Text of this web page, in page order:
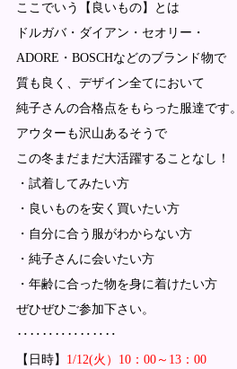
ここでいう【良いもの】とは
ドルガバ・ダイアン・セオリー・
ADORE・BOSCHなどのブランド物で
質も良く、デザイン全てにおいて
純子さんの合格点をもらった服達です。
アウターも沢山あるそうで
この冬まだまだ大活躍することなし！
・試着してみたい方
・良いものを安く買いたい方
・自分に合う服がわからない方
・純子さんに会いたい方
・年齢に合った物を身に着けたい方
ぜひぜひご参加下さい。
‥‥‥‥‥‥‥‥
【日時】 1/12(火）10：00～13：00